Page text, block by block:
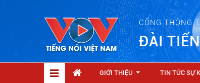
CỔNG THÔNG
ĐÀI
GIỚI THIỆU TIN TỨC SỰ